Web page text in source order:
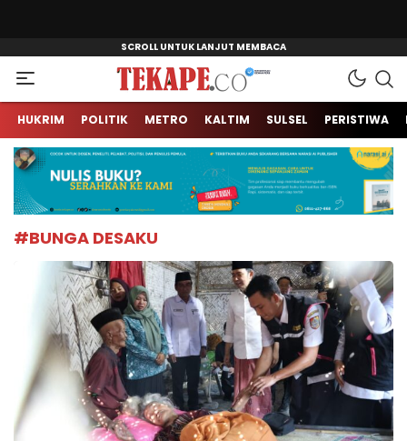
Tekape.co
Jendela Informasi Kita
HUKRIM POLITIK METRO KALTIM SULSEL PERISTIWA
#BUNGA DESAKU